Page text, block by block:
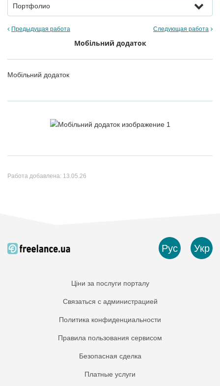
Портфолио
Предыдущая работа Следующая работа
Мобільний додаток
Мобільний додаток
Работа добавлена: 13.05.26
Рус Укр
Ціни за послуги порталу
Связаться с администрацией
Политика конфиденциальности
Правила пользования сервисом
Безопасная сделка
Платные услуги